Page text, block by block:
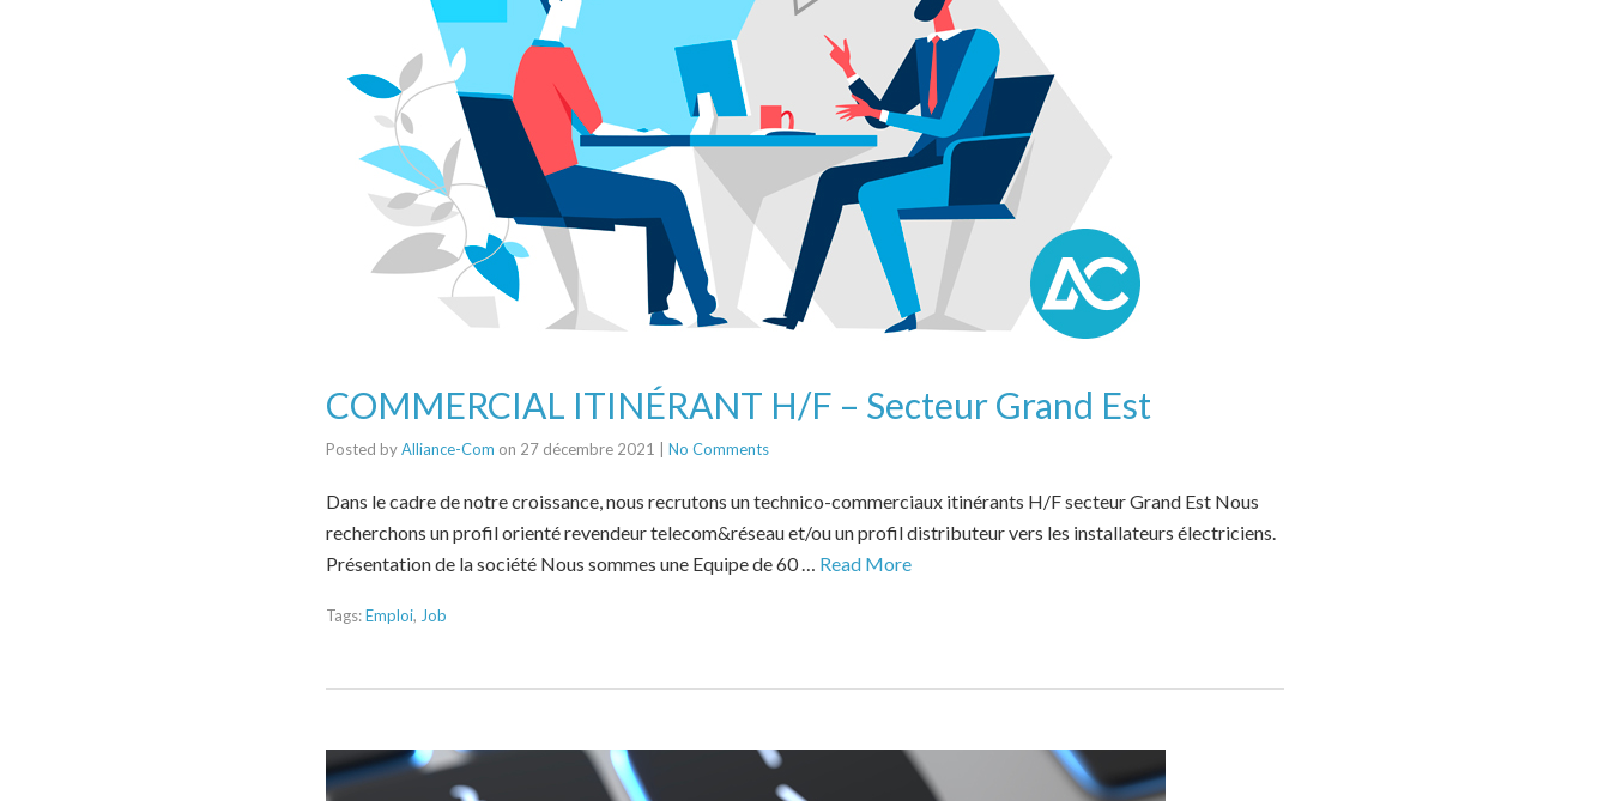
COMMERCIAL ITINÉRANT H/F – Secteur Grand Est
Posted byAlliance-Com on 27 décembre 2021 No Comments
Dans le cadre de notre croissance, nous recrutons un technico-commerciaux itinérants H/F secteur Grand Est Nous
recherchons un profil orienté revendeur telecom&réseau et/ou un profil distributeur vers les installateurs électriciens.
Présentation de la société Nous sommes une Equipe de 60 … Read More
Tags:Emploi, Job